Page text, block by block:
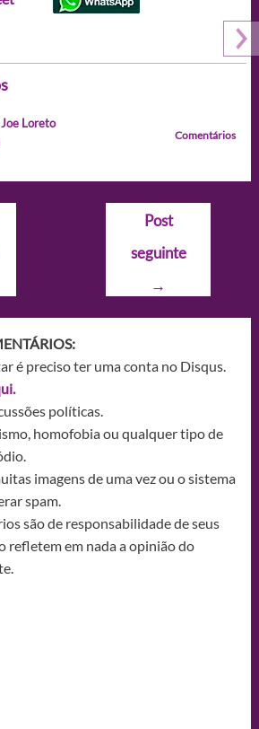
Joe Loreto
Comentários
Post
seguinte
→
é preciso ter uma conta no Disqus.
políticas.
homofobia ou qualquer tipo de
imagens de uma vez ou o sistema
spam.
são de responsabilidade de seus
refletem em nada a opinião do